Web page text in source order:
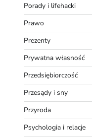
Porady i lifehacki
Prawo
Prezenty
Prywatna własność
Przedsiębiorczość
Przesądy i sny
Przyroda
Psychologia i relacje